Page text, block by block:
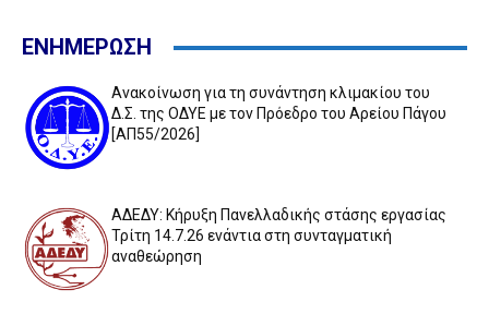
ΕΝΗΜΕΡΩΣΗ
Ανακοίνωση για τη συνάντηση κλιμακίου του
Δ.Σ. της ΟΔΥΕ με τον Πρόεδρο του Αρείου Πάγου
[ΑΠ55/2026]
ΑΔΕΔΥ: Κήρυξη Πανελλαδικής στάσης εργασίας
Τρίτη 14.7.26 ενάντια στη συνταγματική
αναθεώρηση